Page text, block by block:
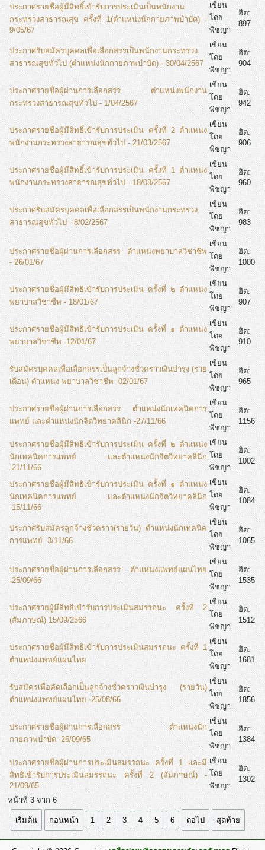
ประกาศรายชื่อผู้มีสิทธิ์เข้ารับการประเมินเป็นพนักงาน
กระทรวงสาธารณสุข ครั้งที่ 1(ตำแหน่งนักกายภาพบำบัด) -
9/05/67
เขียน
โดย
พิชญา
ฮิต:
897
ประกาศรับสมัครบุคคลเพื่อเลือกสรรเป็นพนักงานกระทรวง
สาธารณสุขทั่วไป (ตำแหน่งนักกายภาพบำบัด) - 30/04/2567
เขียน
โดย
พิชญา
ฮิต:
904
ประกาศรายชื่อผู้ผ่านการเลือกสรร ตำแหน่งพนักงาน
กระทรวงสาธารณสุขทั่วไป - 1/04/2567
เขียน
โดย
พิชญา
ฮิต:
942
ประกาศรายชื่อผู้มีสิทธิ์เข้ารับการประเมิน ครั้งที่ 2 ตำแหน่ง
พนักงานกระทรวงสาธารณสุขทั่วไป - 21/03/2567
เขียน
โดย
พิชญา
ฮิต:
906
ประกาศรายชื่อผู้มีสิทธิ์เข้ารับการประเมิน ครั้งที่ 1 ตำแหน่ง
พนักงานกระทรวงสาธารณสุขทั่วไป - 18/03/2567
เขียน
โดย
พิชญา
ฮิต:
960
ประกาศรับสมัครบุคคลเพื่อเลือกสรรเป็นพนักงานกระทรวง
สาธารณสุขทั่วไป - 8/02/2567
เขียน
โดย
พิชญา
ฮิต:
983
ประกาศรายชื่อผู้ผ่านการเลือกสรร ตำแหน่งพยาบาลวิชาชีพ
- 26/01/67
เขียน
โดย
พิชญา
ฮิต:
1000
ประกาศรายชื่อผู้มีสิทธิเข้ารับการประเมิน ครั้งที่ ๒ ตำแหน่ง
พยาบาลวิชาชีพ - 18/01/67
เขียน
โดย
พิชญา
ฮิต:
907
ประกาศรายชื่อผู้มีสิทธิเข้ารับการประเมิน ครั้งที่ ๑ ตำแหน่ง
พยาบาลวิชาชีพ -12/01/67
เขียน
โดย
พิชญา
ฮิต:
910
รับสมัครบุคคลเพื่อเลือกสรรเป็นลูกจ้างชั่วคราวเงินบำรุง (ราย
เดือน) ตำแหน่ง พยาบาลวิชาชีพ -02/01/67
เขียน
โดย
พิชญา
ฮิต:
965
ประกาศรายชื่อผู้ผ่านการเลือกสรร ตำแหน่งนักเทคนิคการ
แพทย์ และตำแหน่งนักจิตวิทยาคลินิก -27/11/66
เขียน
โดย
พิชญา
ฮิต:
1156
ประกาศรายชื่อผู้มีสิทธิเข้ารับการประเมิน ครั้งที่ ๒ ตำแหน่ง
นักเทคนิคการแพทย์ และตำแหน่งนักจิตวิทยาคลินิก
-21/11/66
เขียน
โดย
พิชญา
ฮิต:
1002
ประกาศรายชื่อผู้มีสิทธิเข้ารับการประเมิน ครั้งที่ ๑ ตำแหน่ง
นักเทคนิคการแพทย์ และตำแหน่งนักจิตวิทยาคลินิก
-15/11/66
เขียน
โดย
พิชญา
ฮิต:
1084
ประกาศรับสมัครลูกจ้างชั่วคราว(รายวัน) ตำแหน่งนักเทคนิค
การแพทย์ -3/11/66
เขียน
โดย
พิชญา
ฮิต:
1065
ประกาศรายชื่อผู้ผ่านการเลือกสรร ตำแหน่งแพทย์แผนไทย
-25/09/66
เขียน
โดย
พิชญา
ฮิต:
1535
ประกาศรายผู้มีสิทธิเข้ารับการประเมินสมรรถนะ ครั้งที่ 2
(สัมภาษณ์) 15/09/2566
เขียน
โดย
พิชญา
ฮิต:
1512
ประกาศรายชื่อผู้มีสิทธิเข้ารับการประเมินสมรรถนะ ครั้งที่ 1
ตำแหน่งแพทย์แผนไทย
เขียน
โดย
พิชญา
ฮิต:
1681
รับสมัครเพื่อคัดเลือกเป็นลูกจ้างชั่วคราวเงินบำรุง (รายวัน)
ตำแหน่งแพทย์แผนไทย -25/08/66
เขียน
โดย
พิชญา
ฮิต:
1856
ประกาศรายชื่อผู้ผ่านการเลือกสรร ตำแหน่งนัก
กายภาพบำบัด -26/09/65
เขียน
โดย
พิชญา
ฮิต:
1384
ประกาศรายชื่อผู้ผ่านการประเมินสมรรถนะ ครั้งที่ 1 และมี
สิทธิเข้ารับการประเมินสมรรถนะ ครั้งที่ 2 (สัมภาษณ์) -
21/09/65
เขียน
โดย
พิชญา
ฮิต:
1302
หน้าที่ 3 จาก 6
เริ่มต้น ก่อนหน้า 1 2 3 4 5 6 ต่อไป สุดท้าย